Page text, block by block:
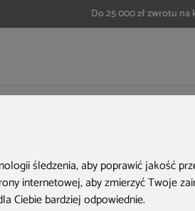
śledzenia, aby poprawić jakość
internetowej,aby zmierzyć Twoje
Ciebie bardziej odpowiednie.
Do 25 000 zł zwrotu na